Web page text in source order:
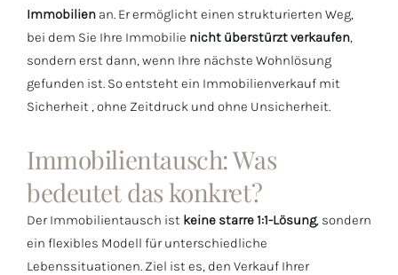
Immobilienan. Er ermöglicht einen strukturierten Weg,
bei dem Sie Ihre Immobilie nicht überstürzt verkaufen,
sondern erst dann, wenn Ihre nächste Wohnlösung
gefunden ist. So entsteht ein Immobilienverkauf mit
Sicherheit , ohne Zeitdruck und ohne Unsicherheit.
Immobilientausch: Was
bedeutet das konkret?
Der Immobilientausch ist keine starre 1:1-Lösung, sondern
ein flexibles Modell für unterschiedliche
Lebenssituationen. Ziel ist es, den Verkauf Ihrer